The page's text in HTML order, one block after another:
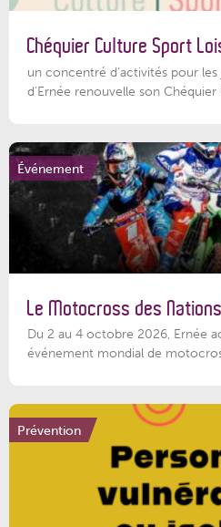
Chéquier Culture Sport
un concentré d’activités pour les
d’Ernée renouvelle son
Événement
Le Motocross des
Du 2 au 4 octobre 2026, Ernée
événement mondial de
Prévention